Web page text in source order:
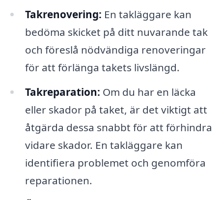
Takrenovering: En takläggare kan
bedöma skicket på ditt nuvarande tak
och föreslå nödvändiga renoveringar
för att förlänga takets livslängd.
Takreparation: Om du har en läcka
eller skador på taket, är det viktigt att
åtgärda dessa snabbt för att förhindra
vidare skador. En takläggare kan
identifiera problemet och genomföra
reparationen.